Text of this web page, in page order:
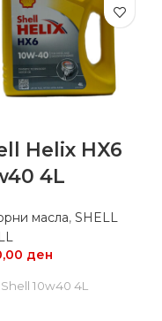
Helix HX6
4L
масла, SHELL
ден
Shell 10w40 4L